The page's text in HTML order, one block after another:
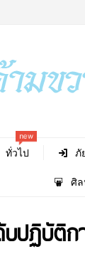
ทั่วไป
new
ภั
ศิ
บปฏิบั